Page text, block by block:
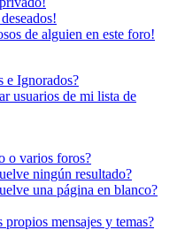
de alguien en este foro!
e Ignorados?
usuarios de mi lista de
o varios foros?
ningún resultado?
una página en blanco?
mensajes y temas?